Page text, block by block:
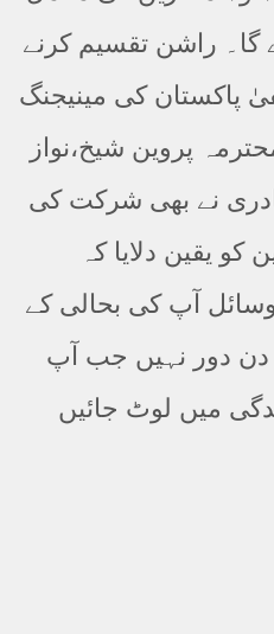
گا۔ راشن تقسیم کرنے
پاکستان کی مینیجنگ
پروین شیخ،نواز
نے بھی شرکت کی
یقین دلایا کہ
آپ کی بحالی کے
دن دور نہیں جب آپ
میں لوٹ جائیں